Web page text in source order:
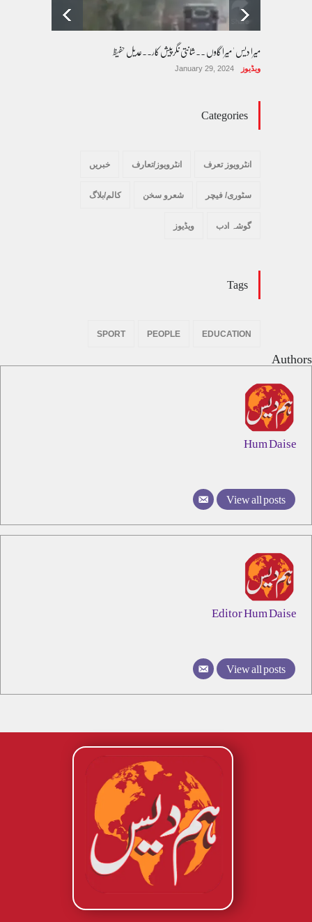
میرا دیس ' میرا گاوں ۔۔شانتی نگرپیش کار۔۔عدیل حفیظ
ویڈیوز January 29, 2024
Categories
انٹرویوز تعرف انٹرویوز/تعارف خبریں
سٹوری/ فیچر شعرو سخن کالم/بلاگ
گوشہ ادب ویڈیوز
Tags
EDUCATION
PEOPLE
SPORT
Authors
Hum Daise
View all posts
Editor Hum Daise
View all posts